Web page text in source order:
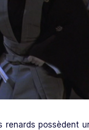
renards possèdent